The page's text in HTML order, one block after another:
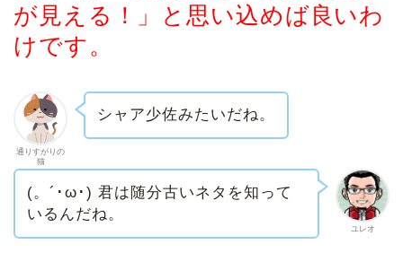
が見える！」と思い込めば良いわ
けです。
通りすがりの
猫
シャア少佐みたいだね。
ユレオ
(。´･ω･) 君は随分古いネタを知って
いるんだね。